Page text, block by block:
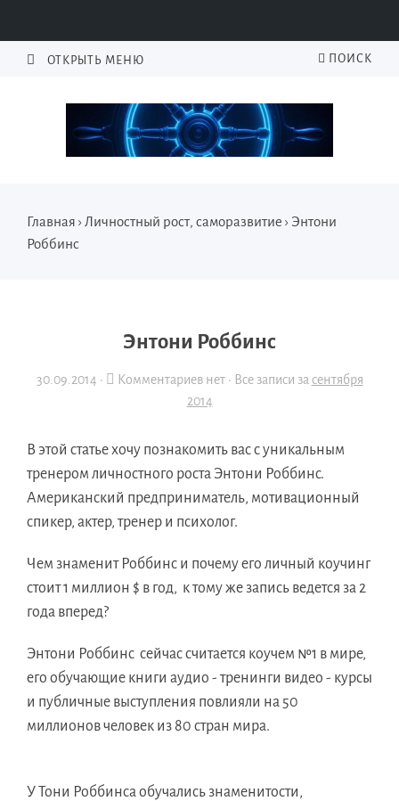
ОТКРЫТЬ МЕНЮ ПОИСК
Главная › Личностный рост, саморазвитие › Энтони
Роббинс
Энтони Роббинс
30.09.2014 · Комментариев нет · Все записи за сентября
2014
В этой статье хочу познакомить вас с уникальным
тренером личностного роста Энтони Роббинс.
Американский предприниматель, мотивационный
спикер, актер, тренер и психолог.
Чем знаменит Роббинс и почему его личный коучинг
стоит 1 миллион $ в год, к тому же запись ведется за 2
года вперед?
Энтони Роббинс сейчас считается коучем №1 в мире,
его обучающие книги аудио - тренинги видео - курсы
и публичные выступления повлияли на 50
миллионов человек из 80 стран мира.
У Тони Роббинса обучались знаменитости,